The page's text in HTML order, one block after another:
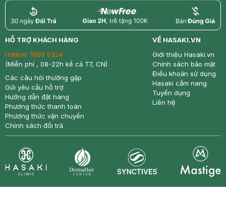
return nowfree price
HỖ TRỢ KHÁCH HÀNG
Hotline: 1800 6324
(Miễn phí , 08-22h kể cả T7, CN)
Các câu hỏi thường gặp
Gửi yêu cầu hỗ trợ
Hướng dẫn đặt hàng
Phương thức thanh toán
Phương thức vận chuyển
Chính sách đổi trả
VỀ HASAKI.VN
Giới thiệu Hasaki.vn
Chính sách bảo mật
Điều khoản sử dụng
Hasaki cẩm nang
Tuyển dụng
Liên hệ